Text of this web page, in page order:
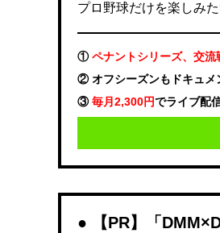
プロ野球だけを楽しみた
①ペナントシリーズ、交流
② オフシーズンもドキュメ
③毎月2,300円でライブ配
【PR】「